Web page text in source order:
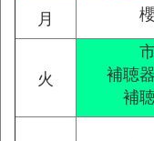
月
火
補聴
補